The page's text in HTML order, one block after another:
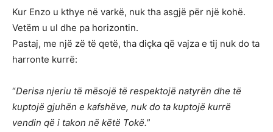
Kur Enzo u kthye në varkë, nuk tha asgjë për një kohë.
Vetëm u ul dhe pa horizontin.
Pastaj, me një zë të qetë, tha diçka që vajza e tij nuk do ta
harronte kurrë:
“Derisa njeriu të mësojë të respektojë natyrën dhe të
kuptojë gjuhën e kafshëve, nuk do ta kuptojë kurrë
vendin që i takon në këtë Tokë.”